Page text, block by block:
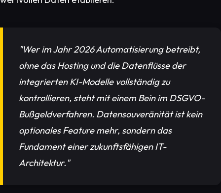
"Wer im Jahr 2026 Automatisierung betreibt,
ohne das Hosting und die Datenflüsse der
integrierten KI-Modelle vollständig zu
kontrollieren, steht mit einem Bein im DSGVO-
Bußgeldverfahren. Datensouveränität ist kein
optionales Feature mehr, sondern das
Fundament einer zukunftsfähigen IT-
Architektur."